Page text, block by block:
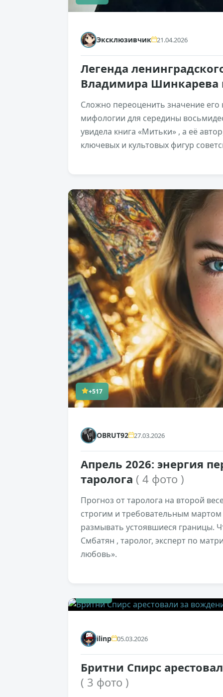
Эксклюзивчик 21.04.2026
Легенда
Владимира Шинкарева
Сложно переоценить значение его
мифологии для середины
увидела книга «Митьки» , а её
ключевых и культовых фигур
+517
OBRUT92 27.03.2026
Апрель 2026: энергия
таролога ( 4 фото )
Прогноз от таролога на второй
строгим и требовательным мартом
размывать устоявшиеся границы.
Смбатян , таролог, эксперт по
любовь».
ilinp 05.03.2026
Бритни Спирс
( 3 фото )